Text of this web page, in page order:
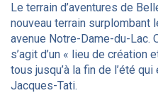
Le terrain d’aventures de
nouveau terrain surplombant
avenue Notre-Dame-du-Lac.
s’agit d’un « lieu de
tous jusqu’à la fin de l’été
Jacques-Tati.